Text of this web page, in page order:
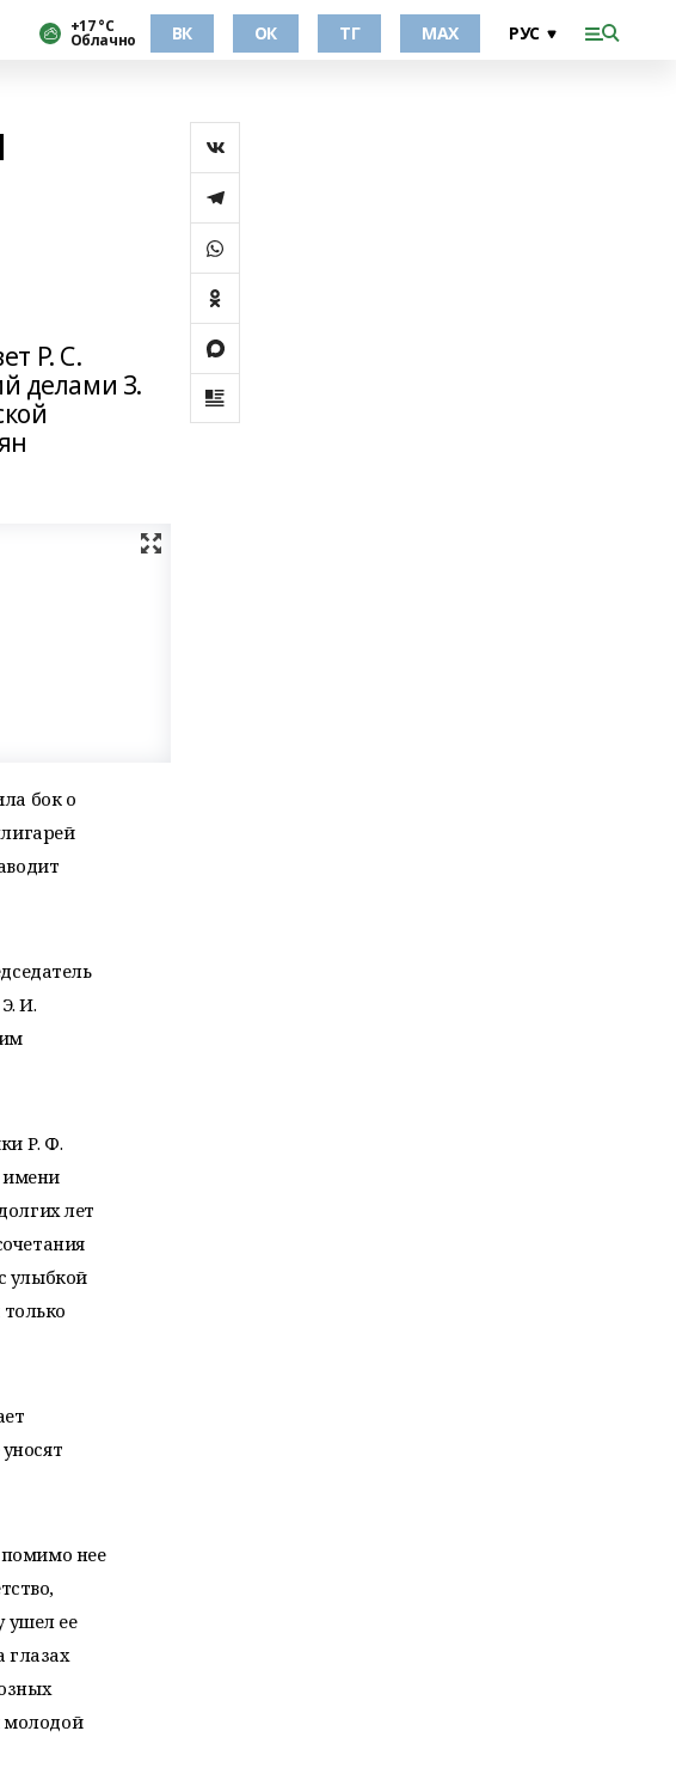
+17 °С
Облачно ВК ОК ТГ МАХ
Р. С.
делами З.
бок о
И.
Р. Ф.
имени
лет
улыбкой
помимо нее
ушел ее
глазах
молодой